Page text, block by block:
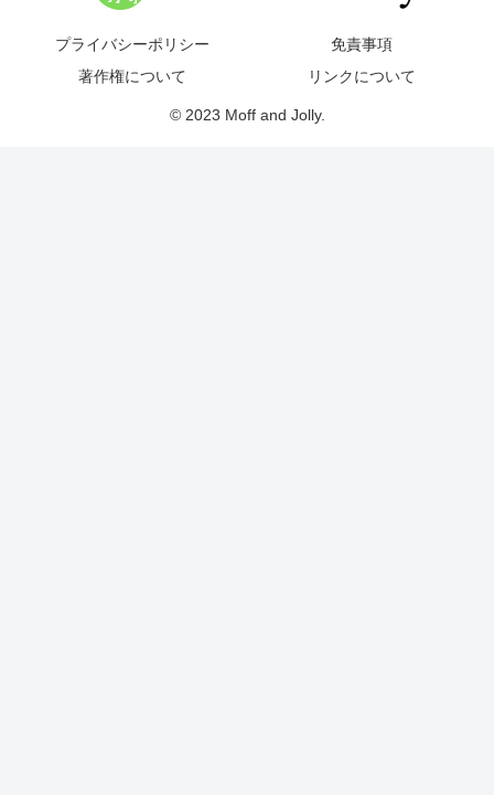
プライバシーポリシー
免責事項
著作権について
リンクについて
© 2023 Moff and Jolly.